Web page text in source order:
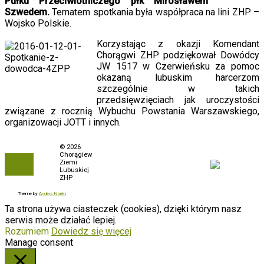
Szwedem. Tematem spotkania była współpraca na lini ZHP –
Wojsko Polskie.
Korzystając z okazji Komendant
Chorągwi ZHP podziękował Dowódcy
JW 1517 w Czerwieńsku za pomoc
okazaną lubuskim harcerzom
szczególnie w takich
przedsięwzięciach jak uroczystości
związane z rocznią Wybuchu Powstania Warszawskiego,
organizowacji JOTT i innych.
© 2026
Chorągiew
Ziemi
Lubuskiej
ZHP
Theme by Anders Norén
Ta strona używa ciasteczek (cookies), dzięki którym nasz
serwis może działać lepiej.
Rozumiem Dowiedz się więcej
Manage consent